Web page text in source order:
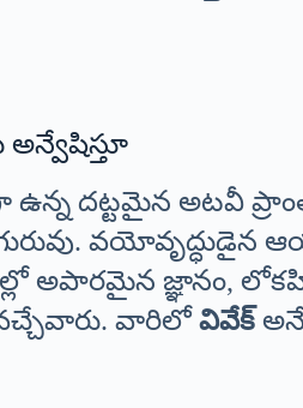
అన్వేషిస్తూ
ఉన్న దట్టమైన అటవీ
అపారమైన జ్ఞానం,
వచ్చేవారు. వారిలోవివేక్